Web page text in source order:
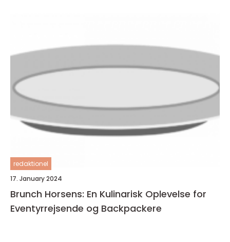
redaktionel
17. January 2024
Brunch Horsens: En Kulinarisk Oplevelse for
Eventyrrejsende og Backpackere